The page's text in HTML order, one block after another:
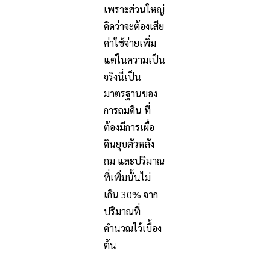
เพราะส่วนใหญ่
คิดว่าจะต้องเสีย
ค่าใช้จ่ายเพิ่ม
แต่ในความเป็น
จริงนี่เป็น
มาตรฐานของ
การถมดิน ที่
ต้องมีการเผื่อ
ดินยุบตัวหลัง
ถม และปริมาณ
ที่เพิ่มนั้นไม่
เกิน 30% จาก
ปริมาณที่
คำนวณไว้เบื้อง
ต้น